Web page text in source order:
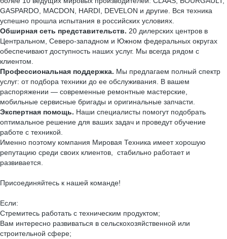
GASPARDO, MACDON, HARDI, DEVELON и другие. Вся техника
успешно прошла испытания в российских условиях.
Обширная сеть представительств. 20 дилерских центров в
Центральном, Северо-западном и Южном федеральных округах
обеспечивают доступность наших услуг. Мы всегда рядом с
клиентом.
Профессиональная поддержка. Мы предлагаем полный спектр
услуг: от подбора техники до ее обслуживания. В вашем
распоряжении — современные ремонтные мастерские,
мобильные сервисные бригады и оригинальные запчасти.
Экспертная помощь. Наши специалисты помогут подобрать
оптимальное решение для ваших задач и проведут обучение
работе с техникой.
Именно поэтому компания Мировая Техника имеет хорошую
репутацию среди своих клиентов, стабильно работает и
развивается.
Присоединяйтесь к нашей команде!
Если:
Стремитесь работать с техническим продуктом;
Вам интересно развиваться в сельскохозяйственной или
строительной сфере;